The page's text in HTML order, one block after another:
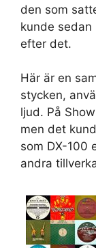
den som
kunde sedan
efter det.
Här är en
stycken,
ljud. På
men det
som DX-100
andra